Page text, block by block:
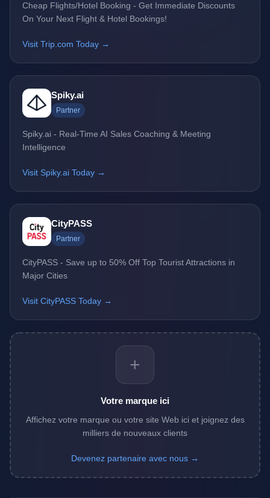
Cheap Flights/Hotel Booking - Get Immediate Discounts
On Your Next Flight & Hotel Bookings!
Visit Trip.com Today →
Spiky.ai
Partner
Spiky.ai - Real-Time AI Sales Coaching & Meeting
Intelligence
Visit Spiky.ai Today →
CityPASS
Partner
CityPASS - Save up to 50% Off Top Tourist Attractions in
Major Cities
Visit CityPASS Today →
+
Votre marque ici
Affichez votre marque ou votre site Web ici et joignez des
milliers de nouveaux clients
Devenez partenaire avec nous →